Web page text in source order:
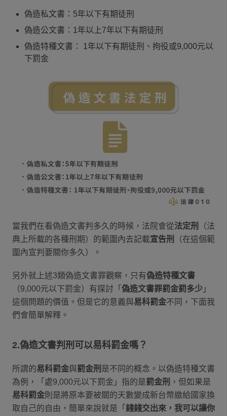
偽造私文書：5年以下有期徒刑
偽造公文書：1年以上7年以下有期徒刑
偽造特種文書： 1年以下有期徒刑、拘役或9,000元以
下罰金
當我們在看偽造文書判多久的時候，法院會從法定刑
（法
典上所載的各種刑期）的範圍內去記載宣告刑
（在這個範
圍內宣判要關你多久）。
另外就上述3類偽造文書罪觀察，只有偽造特種文書
（9,000元以下罰金）有探討「 偽造文書罪罰金罰多少 」
這個問題的價值。但是它的意義與易科罰金不同，下面我
們會簡單解釋。
2.偽造文書判刑可以易科罰金嗎？
所謂的易科罰金與罰金刑 是不同的概念。以偽造特種文書
為例，「處9,000元以下罰金」指的是罰金刑 ，但如果是
易科罰金則是將原本要被關的天數變成新台幣繳給國家換
取自己的自由，簡單來說就是「 錢錢交出來，我可以讓你